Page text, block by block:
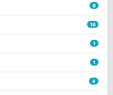
9
16
1
1
4